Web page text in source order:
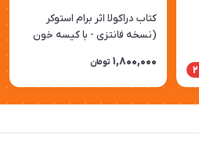
کتاب دراکولا اثر برام استوکر
(نسخه فانتزی - با کیسه خون
1,800,000 تومان